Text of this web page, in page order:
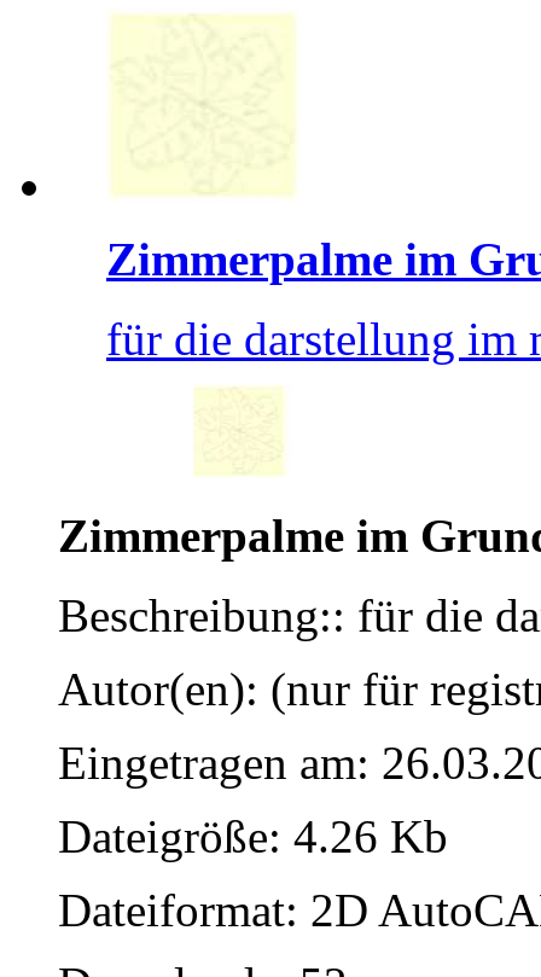
Zimmerpalme im
für die darstellung im
Zimmerpalme im
Beschreibung:: für die
Autor(en): (nur für
Eingetragen am:
Dateigröße: 4.26 Kb
Dateiformat: 2D